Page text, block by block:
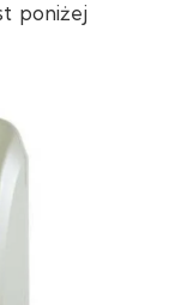
poniżej